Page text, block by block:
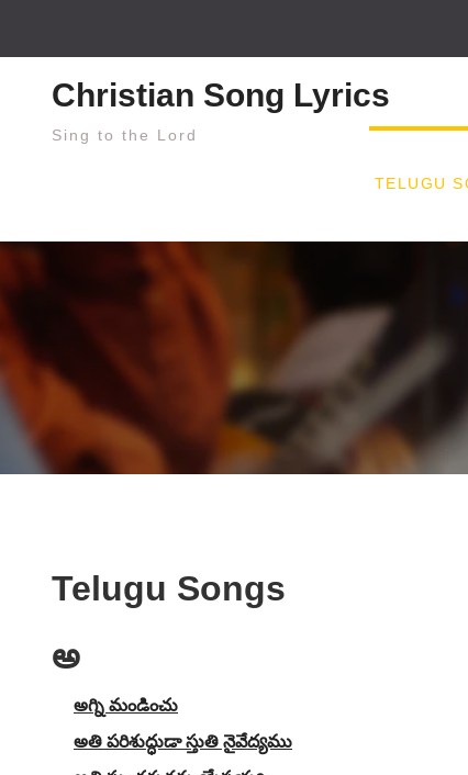
Christian Song Lyrics
Sing to the Lord
TELUGU
Telugu Songs
అ
అగ్ని మండించు
అతి పరిశుద్ధుడా స్తుతి నైవేద్యము